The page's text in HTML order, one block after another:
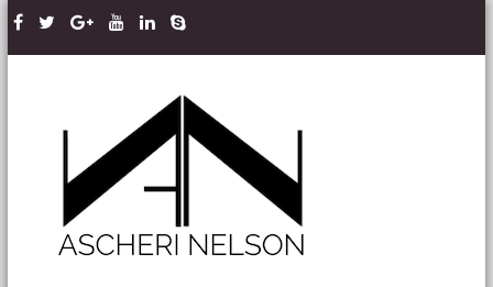
Skip to content